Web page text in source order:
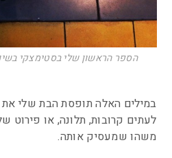
הספר הראשון שלי בסטימצקי
במילים האלה תופסת הבת שלי
לעתים קרובות, תלונה, או פירוט
משהו שמעסיק אותה.